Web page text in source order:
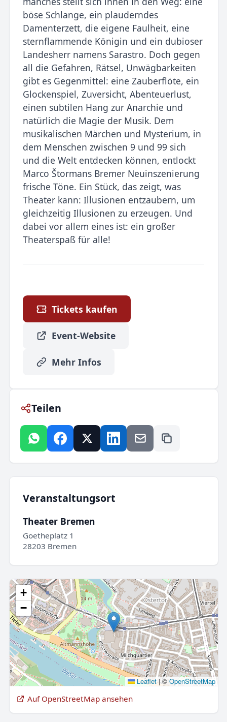
böse Schlange, ein plauderndes
Damenterzett, die eigene Faulheit, eine
sternflammende Königin und ein dubioser
Landesherr namens Sarastro. Doch gegen
all die Gefahren, Rätsel, Unwägbarkeiten
gibt es Gegenmittel: eine Zauberflöte, ein
Glockenspiel, Zuversicht, Abenteuerlust,
einen subtilen Hang zur Anarchie und
natürlich die Magie der Musik. Dem
musikalischen Märchen und Mysterium, in
dem Menschen zwischen 9 und 99 sich
und die Welt entdecken können, entlockt
Marco ­Štormans Bremer Neuinszenierung
frische Töne. Ein Stück, das zeigt, was
Theater kann: Illusionen entzaubern, um
gleichzeitig Illusionen zu erzeugen. Und
dabei vor allem eines ist: ein großer
Theaterspaß für alle!
Tickets kaufen
Event-Website
Mehr Infos
Teilen
Veranstaltungsort
Theater Bremen
Goetheplatz 1
28203 Bremen
+
−
Leaflet |© OpenStreetMap
Auf OpenStreetMap ansehen